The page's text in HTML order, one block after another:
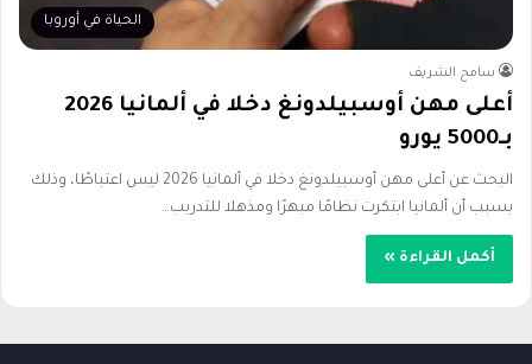
الحياة في أوروبا
سامح الشريف
أعلى مهن أوسبيلدونغ دخلا في ألمانيا 2026
بـ5000 يورو
البحث عن أعلى مهن أوسبيلدونغ دخلا في ألمانيا 2026 ليس اعتباطًا، وذلك
بسبب أن ألمانيا ابتكرت نظامًا مبهرًا ومذهلا للتدريب…
أكمل القراءة »